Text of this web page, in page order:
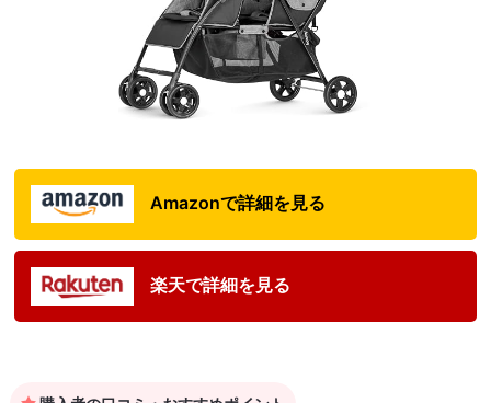
Amazonで詳細を見る
楽天で詳細を見る